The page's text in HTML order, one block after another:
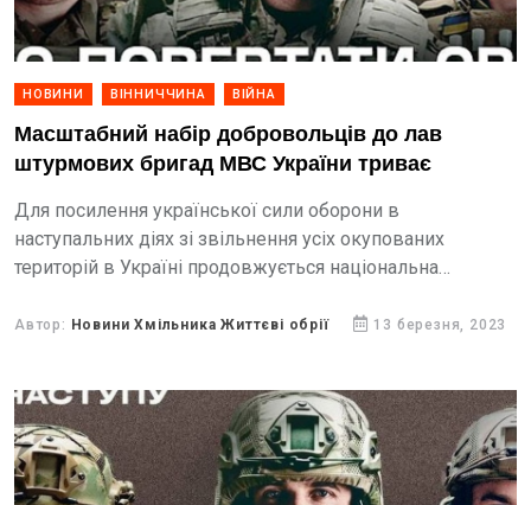
НОВИНИ ВІННИЧЧИНА ВІЙНА
Масштабний набір добровольців до лав
штурмових бригад МВС України триває
Для посилення української сили оборони в
наступальних діях зі звільнення усіх окупованих
територій в Україні продовжується національна
штурмових загонів «Гвардія наступу».
Автор: Новини Хмільника Життєві обрії 13 березня, 2023